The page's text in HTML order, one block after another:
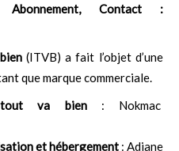
Contact :
(ITVB) a fait l’objet d’une
que marque commerciale.
va bien: Nokmac
et hébergement : Adiane